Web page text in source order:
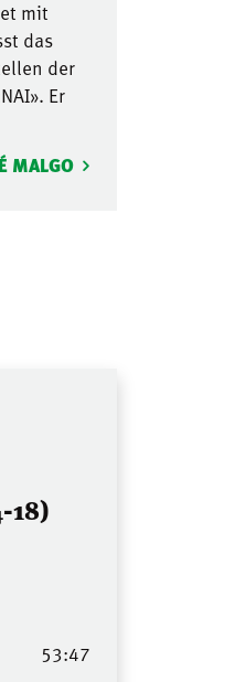
mit
das
der
Er
MALGO
18)
53:47